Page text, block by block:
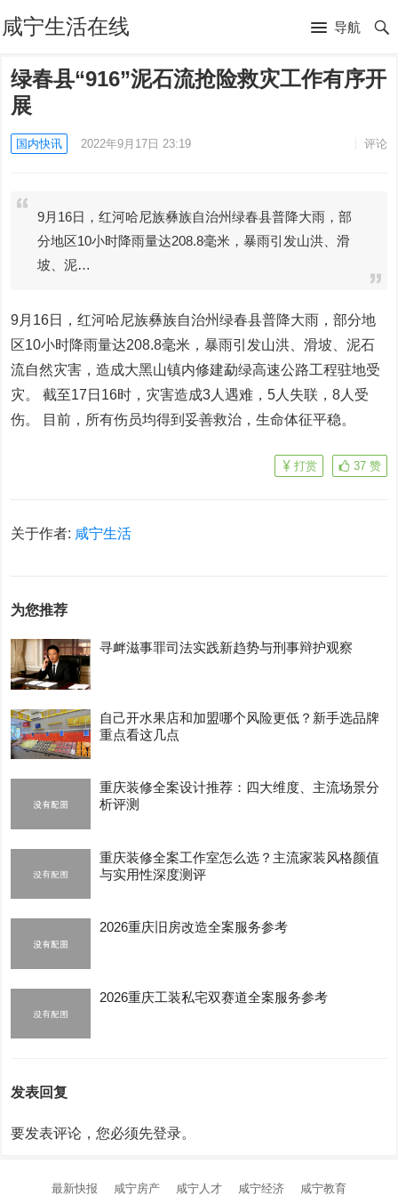
咸宁生活在线 导航
绿春县“916”泥石流抢险救灾工作有序开
展
国内快讯 2022年9月17日 23:19 评论
9月16日，红河哈尼族彝族自治州绿春县普降大雨，部
分地区10小时降雨量达208.8毫米，暴雨引发山洪、滑
坡、泥…
9月16日，红河哈尼族彝族自治州绿春县普降大雨，部分地
区10小时降雨量达208.8毫米，暴雨引发山洪、滑坡、泥石
流自然灾害，造成大黑山镇内修建勐绿高速公路工程驻地受
灾。 截至17日16时，灾害造成3人遇难，5人失联，8人受
伤。 目前，所有伤员均得到妥善救治，生命体征平稳。
37 赞
打赏
关于作者: 咸宁生活
为您推荐
寻衅滋事罪司法实践新趋势与刑事辩护观察
自己开水果店和加盟哪个风险更低？新手选品牌
重点看这几点
重庆装修全案设计推荐：四大维度、主流场景分
析评测
重庆装修全案工作室怎么选？主流家装风格颜值
与实用性深度测评
2026重庆旧房改造全案服务参考
2026重庆工装私宅双赛道全案服务参考
发表回复
要发表评论，您必须先登录。
最新快报 咸宁房产 咸宁人才 咸宁经济 咸宁教育